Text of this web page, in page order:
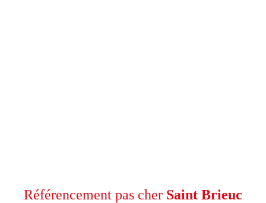
Référencement pas cher Saint Brieuc